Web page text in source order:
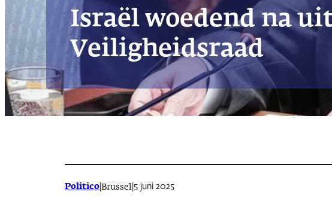
Israël woedend na
Veiligheidsraad
Politico Brussel 5 juni 2025